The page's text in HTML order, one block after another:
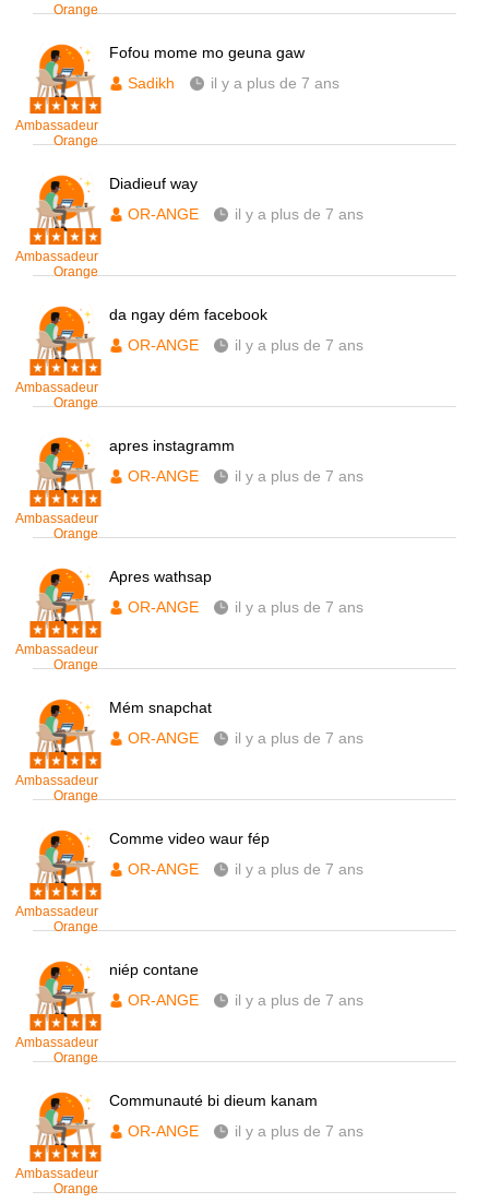
Orange
Ambassadeur
Orange
Fofou mome mo geuna gaw
Sadikh
il y a plus de 7 ans
Ambassadeur
Orange
Diadieuf way
OR-ANGE
il y a plus de 7 ans
Ambassadeur
Orange
da ngay dém facebook
OR-ANGE
il y a plus de 7 ans
Ambassadeur
Orange
apres instagramm
OR-ANGE
il y a plus de 7 ans
Ambassadeur
Orange
Apres wathsap
OR-ANGE
il y a plus de 7 ans
Ambassadeur
Orange
Mém snapchat
OR-ANGE
il y a plus de 7 ans
Ambassadeur
Orange
Comme video waur fép
OR-ANGE
il y a plus de 7 ans
Ambassadeur
Orange
niép contane
OR-ANGE
il y a plus de 7 ans
Ambassadeur
Orange
Communauté bi dieum kanam
OR-ANGE
il y a plus de 7 ans